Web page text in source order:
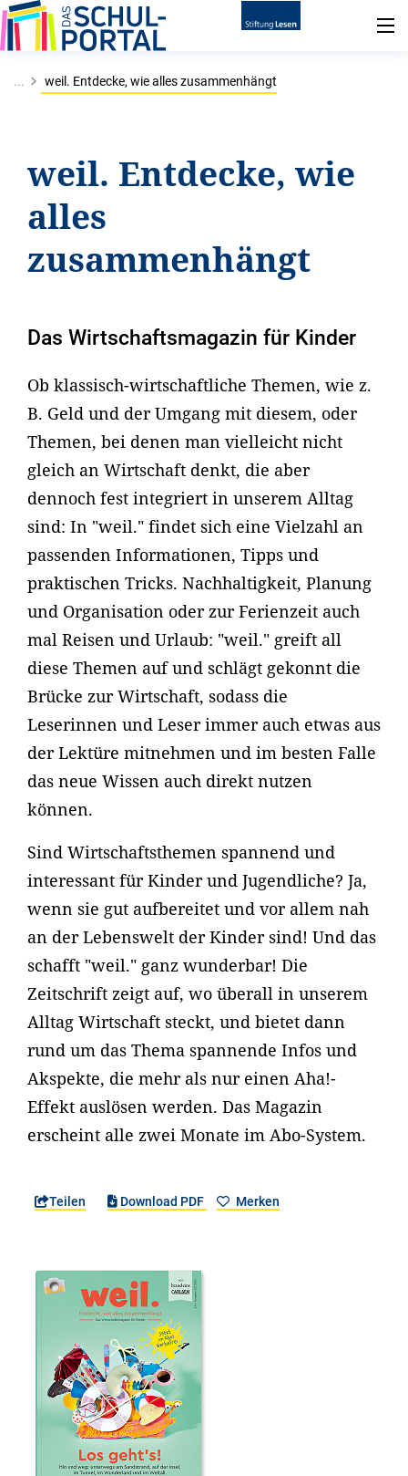
... weil. Entdecke, wie alles zusammenhängt
weil. Entdecke, wie
alles
zusammenhängt
Das Wirtschaftsmagazin für Kinder
Ob klassisch-wirtschaftliche Themen, wie z.
B. Geld und der Umgang mit diesem, oder
Themen, bei denen man vielleicht nicht
gleich an Wirtschaft denkt, die aber
dennoch fest integriert in unserem Alltag
sind: In "weil." findet sich eine Vielzahl an
passenden Informationen, Tipps und
praktischen Tricks. Nachhaltigkeit, Planung
und Organisation oder zur Ferienzeit auch
mal Reisen und Urlaub: "weil." greift all
diese Themen auf und schlägt gekonnt die
Brücke zur Wirtschaft, sodass die
Leserinnen und Leser immer auch etwas aus
der Lektüre mitnehmen und im besten Falle
das neue Wissen auch direkt nutzen
können.
Sind Wirtschaftsthemen spannend und
interessant für Kinder und Jugendliche? Ja,
wenn sie gut aufbereitet und vor allem nah
an der Lebenswelt der Kinder sind! Und das
schafft "weil." ganz wunderbar! Die
Zeitschrift zeigt auf, wo überall in unserem
Alltag Wirtschaft steckt, und bietet dann
rund um das Thema spannende Infos und
Akspekte, die mehr als nur einen Aha!-
Effekt auslösen werden. Das Magazin
erscheint alle zwei Monate im Abo-System.
Teilen Download PDF Merken